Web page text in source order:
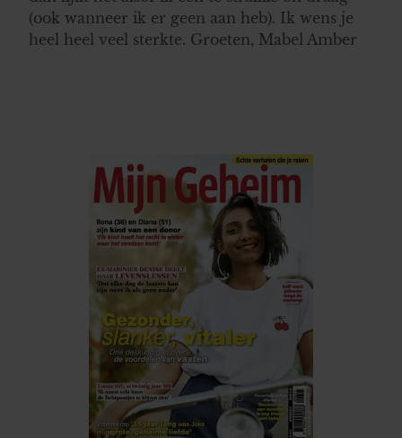
(ook wanneer ik er geen aan heb). Ik wens je
heel heel veel sterkte. Groeten, Mabel Amber